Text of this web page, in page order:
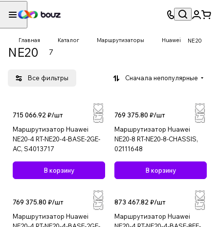
Главная Каталог Маршрутизаторы Huawei NE20
NE20 7
Все фильтры Сначала непопулярные
715 066.92 ₽/шт
Маршрутизатор Huawei
NE20-4 RT-NE20-4-BASE-2GE-
AC, S4013717
В корзину
769 375.80 ₽/шт
Маршрутизатор Huawei
NE20-8 RT-NE20-8-CHASSIS,
02111648
В корзину
769 375.80 ₽/шт
Маршрутизатор Huawei
873 467.82 ₽/шт
Маршрутизатор Huawei